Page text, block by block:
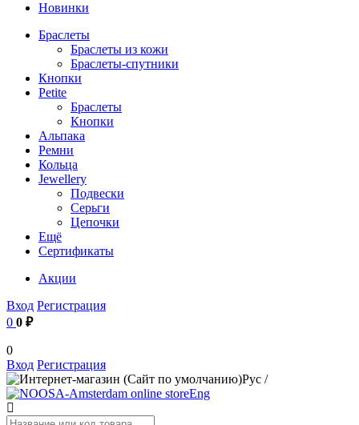
Новинки
Браслеты
Браслеты из кожи
Браслеты-спутники
Кнопки
Petite
Браслеты
Кнопки
Альпака
Ремни
Кольца
Jewellery
Подвески
Серьги
Цепочки
Ещё
Сертификаты
Акции
Вход Регистрация
0 0 ₽
0
Вход Регистрация
Рус /
Eng